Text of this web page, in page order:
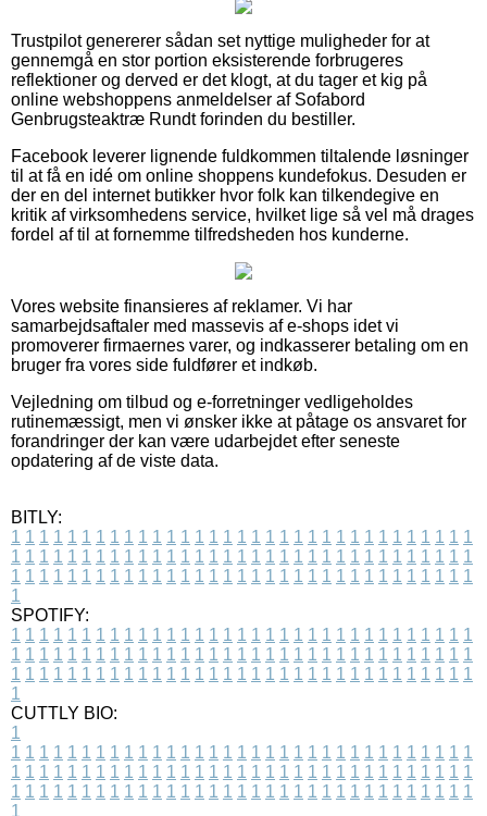
Trustpilot genererer sådan set nyttige muligheder for at
gennemgå en stor portion eksisterende forbrugeres
reflektioner og derved er det klogt, at du tager et kig på
online webshoppens anmeldelser af Sofabord
Genbrugsteaktræ Rundt forinden du bestiller.
Facebook leverer lignende fuldkommen tiltalende løsninger
til at få en idé om online shoppens kundefokus. Desuden er
der en del internet butikker hvor folk kan tilkendegive en
kritik af virksomhedens service, hvilket lige så vel må drages
fordel af til at fornemme tilfredsheden hos kunderne.
Vores website finansieres af reklamer. Vi har
samarbejdsaftaler med massevis af e-shops idet vi
promoverer firmaernes varer, og indkasserer betaling om en
bruger fra vores side fuldfører et indkøb.
Vejledning om tilbud og e-forretninger vedligeholdes
rutinemæssigt, men vi ønsker ikke at påtage os ansvaret for
forandringer der kan være udarbejdet efter seneste
opdatering af de viste data.
BITLY:
1 1 1 1 1 1 1 1 1 1 1 1 1 1 1 1 1 1 1 1 1 1 1 1 1 1 1 1 1 1 1 1 1
1 1 1 1 1 1 1 1 1 1 1 1 1 1 1 1 1 1 1 1 1 1 1 1 1 1 1 1 1 1 1 1 1
1 1 1 1 1 1 1 1 1 1 1 1 1 1 1 1 1 1 1 1 1 1 1 1 1 1 1 1 1 1 1 1 1
1
SPOTIFY:
1 1 1 1 1 1 1 1 1 1 1 1 1 1 1 1 1 1 1 1 1 1 1 1 1 1 1 1 1 1 1 1 1
1 1 1 1 1 1 1 1 1 1 1 1 1 1 1 1 1 1 1 1 1 1 1 1 1 1 1 1 1 1 1 1 1
1 1 1 1 1 1 1 1 1 1 1 1 1 1 1 1 1 1 1 1 1 1 1 1 1 1 1 1 1 1 1 1 1
1
CUTTLY BIO:
1
1 1 1 1 1 1 1 1 1 1 1 1 1 1 1 1 1 1 1 1 1 1 1 1 1 1 1 1 1 1 1 1 1
1 1 1 1 1 1 1 1 1 1 1 1 1 1 1 1 1 1 1 1 1 1 1 1 1 1 1 1 1 1 1 1 1
1 1 1 1 1 1 1 1 1 1 1 1 1 1 1 1 1 1 1 1 1 1 1 1 1 1 1 1 1 1 1 1 1
1